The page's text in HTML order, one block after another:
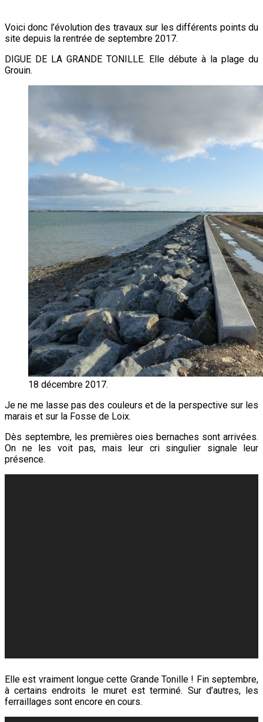
Voici donc l’évolution des travaux sur les différents points du
site depuis la rentrée de septembre 2017.
DIGUE DE LA GRANDE TONILLE. Elle débute à la plage du
Grouin.
18 décembre 2017.
Je ne me lasse pas des couleurs et de la perspective sur les
marais et sur la Fosse de Loix.
Dès septembre, les premières oies bernaches sont arrivées.
On ne les voit pas, mais leur cri singulier signale leur
présence.
Elle est vraiment longue cette Grande Tonille ! Fin septembre,
à certains endroits le muret est terminé. Sur d’autres, les
ferraillages sont encore en cours.